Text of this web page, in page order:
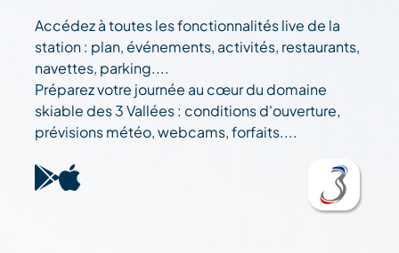
Accédez à toutes les fonctionnalités live de la
station : plan, événements, activités, restaurants,
navettes, parking....
Préparez votre journée au cœur du domaine
skiable des 3 Vallées : conditions d'ouverture,
prévisions météo, webcams, forfaits....